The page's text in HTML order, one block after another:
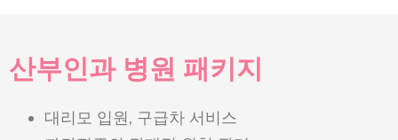
산부인과 병원 패키지
대리모 입원, 구급차 서비스